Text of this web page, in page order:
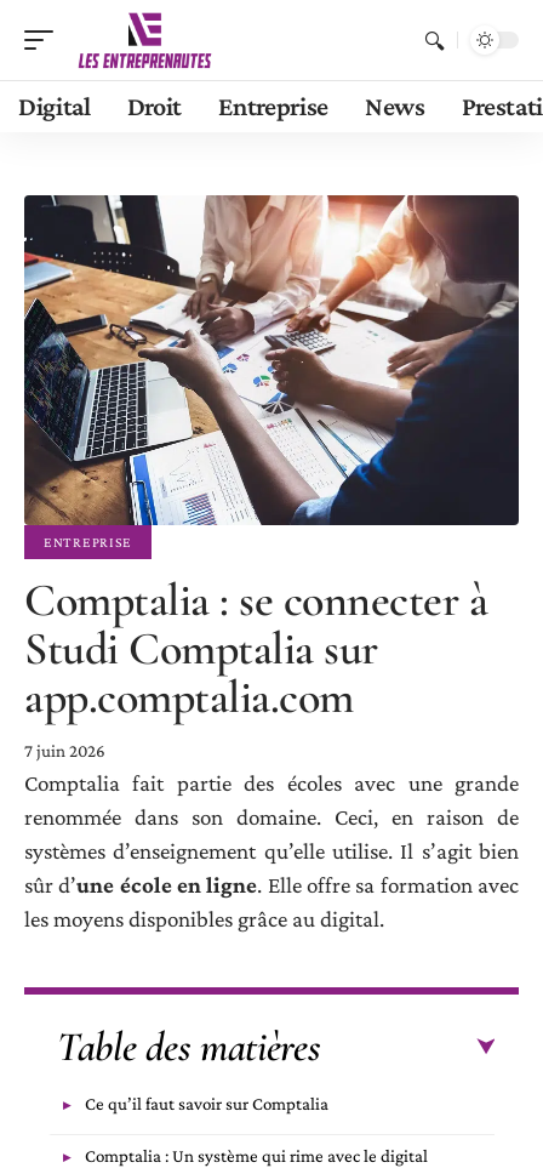
Digital Droit Entreprise News
ENTREPRISE
Comptalia : se connecter à
Studi Comptalia sur
app.comptalia.com
7 juin 2026
Comptalia fait partie des écoles avec une grande
renommée dans son domaine. Ceci, en raison de
systèmes d’enseignement qu’elle utilise. Il s’agit bien
sûr d’une école en ligne. Elle offre sa formation avec
les moyens disponibles grâce au digital.
Table des matières
Ce qu’il faut savoir sur Comptalia
Comptalia : Un système qui rime avec le digital